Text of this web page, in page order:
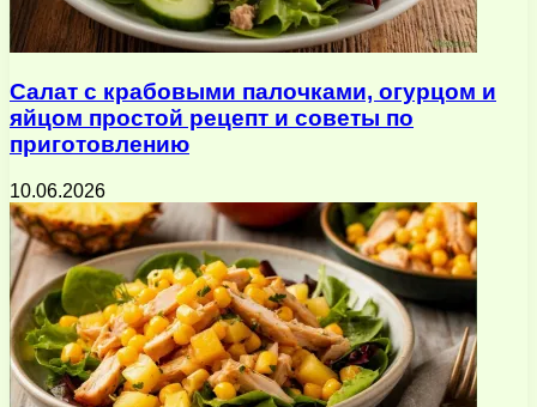
Салат с крабовыми палочками, огурцом и
яйцом простой рецепт и советы по
приготовлению
10.06.2026